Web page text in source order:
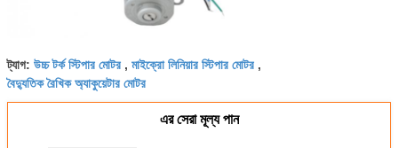
ট্যাগ: উচ্চ টর্ক স্টিপার মোটর , মাইক্রো লিনিয়ার স্টিপার মোটর ,
বৈদ্যুতিক রৈখিক অ্যাকুয়েটার মোটর
এর সেরা মূল্য পান